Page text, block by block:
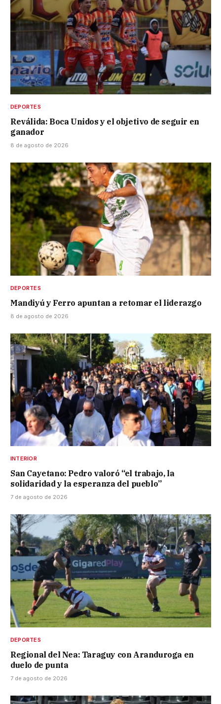
DEPORTES
Reválida: Boca Unidos y el objetivo de seguir en
ganador
8 de agosto de 2026
DEPORTES
Mandiyú y Ferro apuntan a retomar el liderazgo
8 de agosto de 2026
INTERIOR
San Cayetano: Pedro valoró “el trabajo, la
solidaridad y la esperanza del pueblo”
7 de agosto de 2026
DEPORTES
Regional del Nea: Taraguy con Aranduroga en
duelo de punta
7 de agosto de 2026